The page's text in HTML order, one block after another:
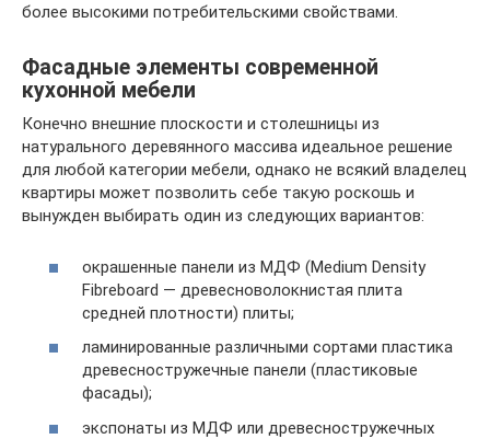
более высокими потребительскими свойствами.
Фасадные элементы современной
кухонной мебели
Конечно внешние плоскости и столешницы из
натурального деревянного массива идеальное решение
для любой категории мебели, однако не всякий владелец
квартиры может позволить себе такую роскошь и
вынужден выбирать один из следующих вариантов:
окрашенные панели из МДФ (Medium Density
Fibreboard — древесноволокнистая плита
средней плотности) плиты;
ламинированные различными сортами пластика
древесностружечные панели (пластиковые
фасады);
экспонаты из МДФ или древесностружечных